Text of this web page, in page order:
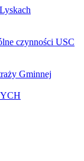
czynności USC
Gminnej